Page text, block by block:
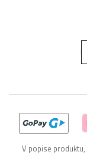
V popise